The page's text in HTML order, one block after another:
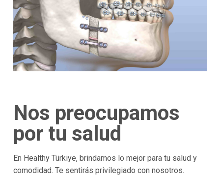
Nos preocupamos
por tu salud
En Healthy Türkiye, brindamos lo mejor para tu salud y
comodidad. Te sentirás privilegiado con nosotros.